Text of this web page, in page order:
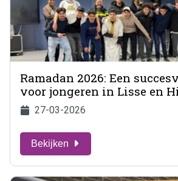
Ramadan 2026: Een
voor jongeren in Lisse en
27-03-2026
Bekijken